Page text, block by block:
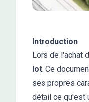
Introduction
Lors de l'achat
lot. Ce
ses propres
détail ce qu'est